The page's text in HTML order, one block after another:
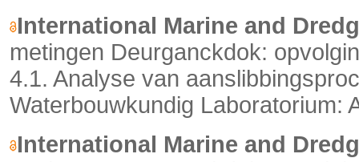
International Marine and
metingen Deurganckdok:
4.1. Analyse van
Waterbouwkundig Laboratorium:
International Marine and